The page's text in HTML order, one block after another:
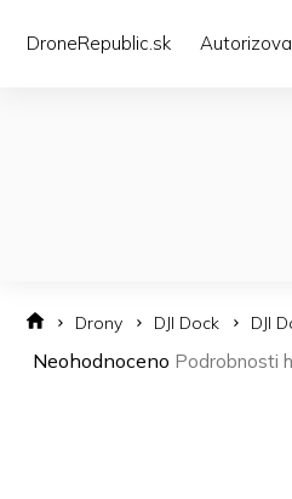
DroneRepublic.sk
Drony DJI Dock DJI
Průměrné
Neohodnoceno Podrobnosti